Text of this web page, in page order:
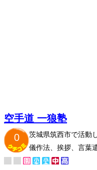
空手道 一狼塾
0
茨城県筑西市で活動
儀作法、挨拶、言葉